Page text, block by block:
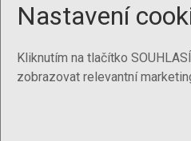
Nastavení
Kliknutím na tlačítko
zobrazovat relevantní